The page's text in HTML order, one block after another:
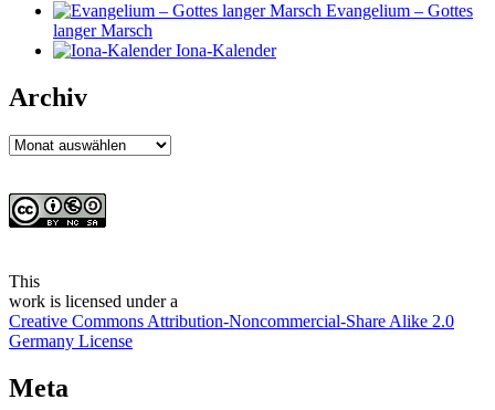
Evangelium – Gottes
langer Marsch
Iona-Kalender
Archiv
Archiv
This
work is licensed under a
Creative Commons Attribution-Noncommercial-Share Alike 2.0
Germany License
Meta